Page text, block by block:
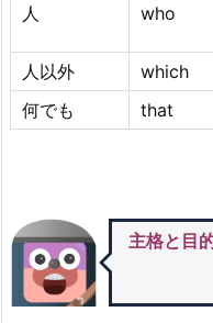
人
who
人以外
which
何でも
that
主格と目